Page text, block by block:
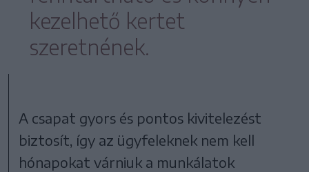
kezelhető kertet
szeretnének.
A csapat gyors és pontos kivitelezést
biztosít, így az ügyfeleknek nem kell
hónapokat várniuk a munkálatok